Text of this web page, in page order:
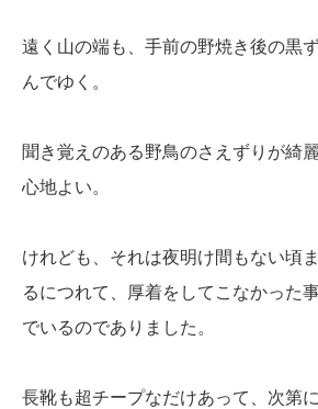
遠く山の端も、手前の野焼き後の黒
んでゆく。
聞き覚えのある野鳥のさえずりが綺
心地よい。
けれども、それは夜明け間もない頃
るにつれて、厚着をしてこなかった
でいるのでありました。
長靴も超チープなだけあって、次第